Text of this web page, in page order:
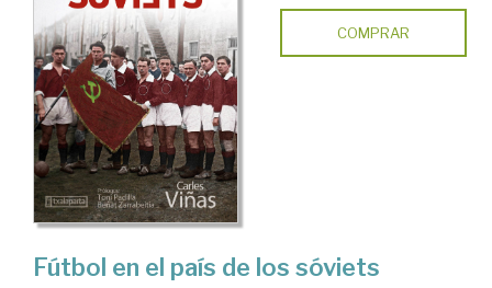
COMPRAR
Fútbol en el país de los sóviets